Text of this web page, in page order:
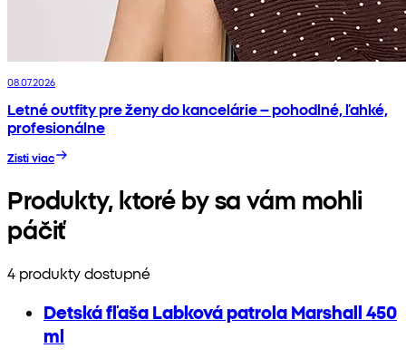
08.07.2026
Letné outfity pre ženy do kancelárie – pohodlné, ľahké,
profesionálne
Zisti viac
Produkty, ktoré by sa vám mohli
páčiť
4 produkty dostupné
Detská fľaša Labková patrola Marshall 450
ml